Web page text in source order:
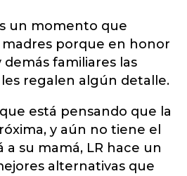
un momento que
madres porque en honor
demás familiares las
regalen algún detalle.
está pensando que la
y aún no tiene el
a su mamá, LR hace un
alternativas que